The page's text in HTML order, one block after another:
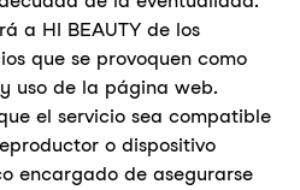
a HI BEAUTY de los
que se provoquen como
uso de la página web.
el servicio sea compatible
o dispositivo
encargado de asegurarse